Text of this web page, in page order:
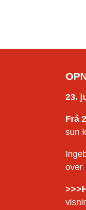
23.
Frå
sun
over